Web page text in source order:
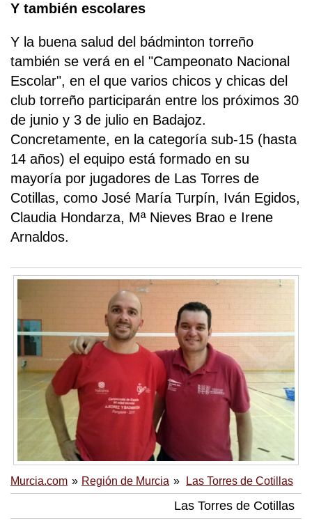
Y también escolares
Y la buena salud del bádminton torreño
también se verá en el "Campeonato Nacional
Escolar", en el que varios chicos y chicas del
club torreño participarán entre los próximos 30
de junio y 3 de julio en Badajoz.
Concretamente, en la categoría sub-15 (hasta
14 años) el equipo está formado en su
mayoría por jugadores de Las Torres de
Cotillas, como José María Turpín, Iván Egidos,
Claudia Hondarza, Mª Nieves Brao e Irene
Arnaldos.
Murcia.com Región de Murcia Las Torres de Cotillas
Las Torres de Cotillas